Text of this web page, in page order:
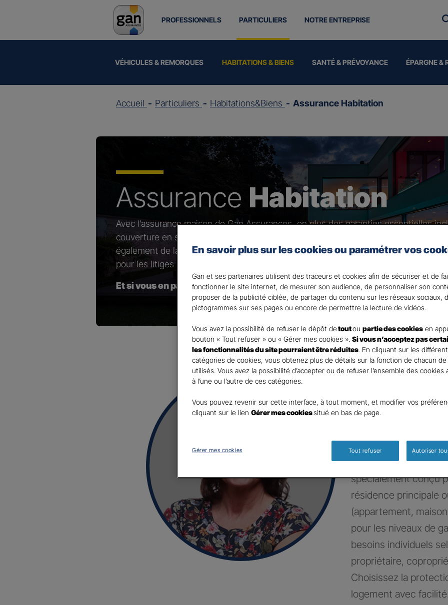
PROFESSIONNELS PARTICULIERS
VÉHICULES & REMORQUES HABITATIONS & BIENS SANTÉ & PRÉVOYANCE ÉPARGNE &
NOTRE ENTREPRISE
Accueil Particuliers Habitations&Biens Assurance Habitation
Assurance Habitation
Avec l’assurance maison de Gan Assurances, en plus des garanties essentielles
couverture en sélectionnant les garanties adaptées à votre domicile et à vos
également de la possibilité d’inclure l’assurance scolaire pour vos enfants et
pour les litiges contractuels. Choisissez la tranquillité d’esprit avec notre
Et si vous en parliez avec votre Agent général ?
Parole
d’expert !
Bénéficiez d’un
spécialement conçu
résidence principale
(appartement,
pour les niveaux de
besoins individuels
propriétaire,
Choisissez la
logement avec
En savoir plus sur les cookies ou paramétrer vos
Gan et ses partenaires utilisent des traceurs et cookies afin de sécuriser et de
fonctionner le site internet, de mesurer son audience, de personnaliser son
proposer de la publicité ciblée, de partager du contenu sur les réseaux sociaux,
pictogrammes sur ses pages ou encore de permettre la lecture de vidéos.
Vous avez la possibilité de refuser le dépôt detoutou partie des cookies en
bouton « Tout refuser » ou « Gérer mes cookies ». Si vous n’acceptez pas
les fonctionnalités du site pourraient être réduites. En cliquant sur les
catégories de cookies, vous obtenez plus de détails sur la fonction de chacun
utilisés. Vous avez la possibilité d’accepter ou de refuser l’ensemble des cookies
à l’une ou l’autre de ces catégories.
Vous pouvez revenir sur cette interface, à tout moment, et modifier vos
cliquant sur le lien Gérer mes cookiessitué en bas de page.
Gérer mes cookies Tout refuser Autoriser